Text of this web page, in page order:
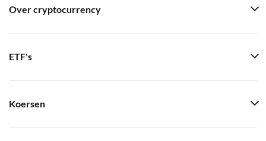
Over cryptocurrency
ETF's
Koersen